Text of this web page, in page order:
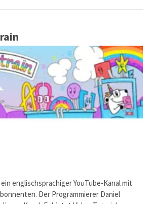
englischsprachiger YouTube-Kanal mit
Der Programmierer Daniel